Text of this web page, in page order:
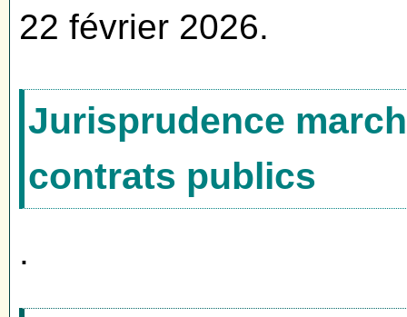
22 février 2026.
Jurisprudence
contrats publics
.